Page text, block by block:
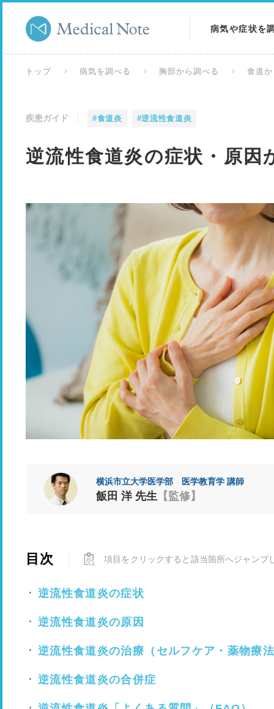
病気や症状を
トップ 病気を調べる 胸部から調べる 食道
疾患ガイド #食道炎 #逆流性食道炎
逆流性食道炎の症状・原因
横浜市立大学医学部 医学教育学 講師
飯田 洋 先生 【監修】
目次 項目をクリックすると該当箇所へジャンプ
逆流性食道炎の症状
逆流性食道炎の原因
逆流性食道炎の治療（セルフケア・薬物療
逆流性食道炎の合併症